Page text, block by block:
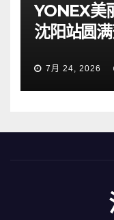
YONEX美
沈阳站圆
7月 24, 2026